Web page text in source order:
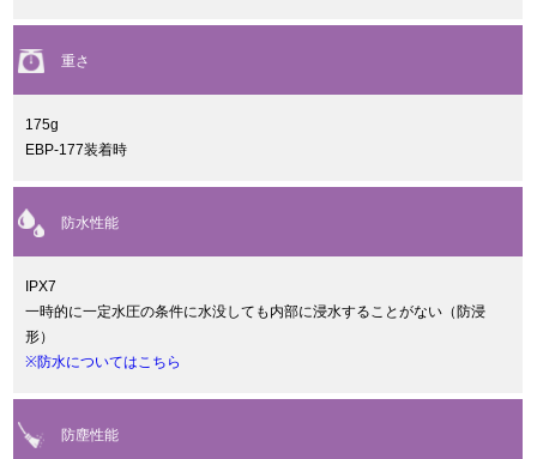
重さ
175g
EBP-177装着時
防水性能
IPX7
一時的に一定水圧の条件に水没しても内部に浸水することがない（防浸
形）
※防水についてはこちら
防塵性能